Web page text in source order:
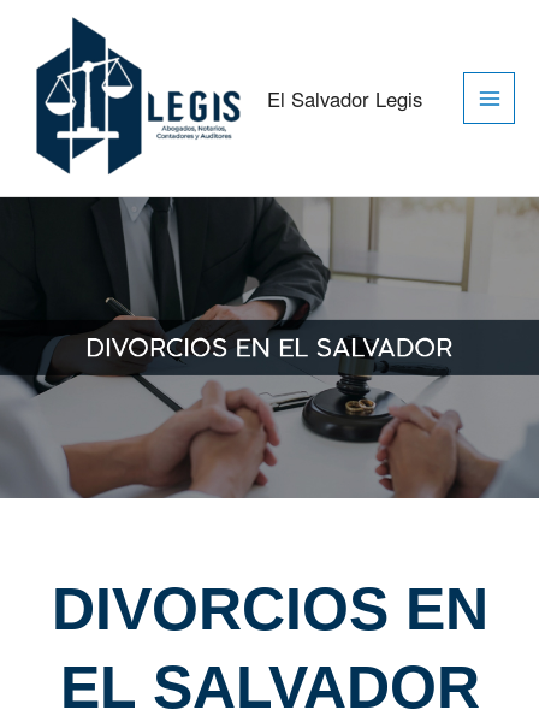
contenido
El Salvador Legis
DIVORCIOS EN
EL SALVADOR